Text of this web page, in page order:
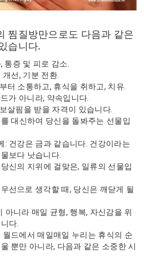
찜질방만으로도 다음과 같은
습니다.
통증 및 피로 감소.
개선, 기분 전환.
터 소통하고, 휴식을 취하고, 치유.
가 아니라, 약속입니다.
살핌을 받을 자격이 있습니다.
대신하여 당신을 돌봐주는 선물입
: 건강은 금과 같습니다. 건강이라는
보다 낫습니다.
신의 지위에 걸맞은, 일류의 선물입
선으로 생각할 때, 당신은 깨닫게 될
아니라 매일 균형, 행복, 자신감을 위
다.
드에서 매일매일 누리는 휴식의 순
뿐만 아니라, 다음과 같은 소중한 시